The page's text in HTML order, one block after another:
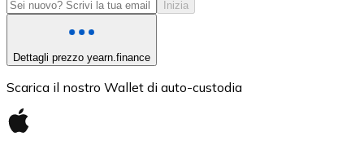
Inizia
Dettagli prezzo yearn.finance
Scarica il nostro Wallet di auto-custodia